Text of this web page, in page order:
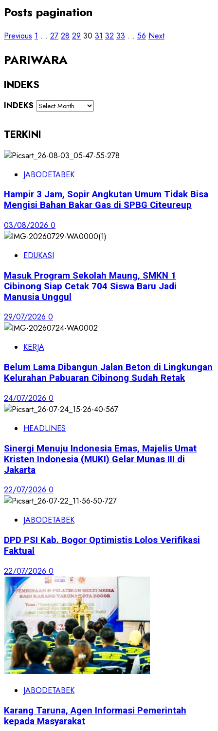
Posts pagination
Previous 1 … 27 28 29 30 31 32 33 … 56 Next
PARIWARA
INDEKS
INDEKS
TERKINI
JABODETABEK
Hampir 3 Jam, Sopir Angkutan Umum Tidak Bisa
Mengisi Bahan Bakar Gas di SPBG Citeureup
03/08/2026 0
EDUKASI
Masuk Program Sekolah Maung, SMKN 1
Cibinong Siap Cetak 704 Siswa Baru Jadi
Manusia Unggul
29/07/2026 0
KERJA
Belum Lama Dibangun Jalan Beton di Lingkungan
Kelurahan Pabuaran Cibinong Sudah Retak
24/07/2026 0
HEADLINES
Sinergi Menuju Indonesia Emas, Majelis Umat
Kristen Indonesia (MUKI) Gelar Munas III di
Jakarta
22/07/2026 0
JABODETABEK
DPD PSI Kab. Bogor Optimistis Lolos Verifikasi
Faktual
22/07/2026 0
JABODETABEK
Karang Taruna, Agen Informasi Pemerintah
kepada Masyarakat